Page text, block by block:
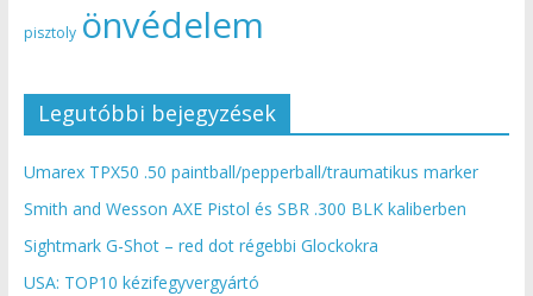
pisztoly önvédelem
Legutóbbi bejegyzések
Umarex TPX50 .50 paintball/pepperball/traumatikus marker
Smith and Wesson AXE Pistol és SBR .300 BLK kaliberben
Sightmark G-Shot – red dot régebbi Glockokra
USA: TOP10 kézifegyvergyártó